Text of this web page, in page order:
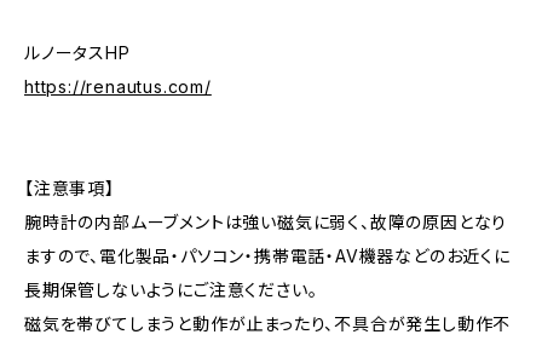
ルノータスHP
https://renautus.com/
【注意事項】
腕時計の内部ムーブメントは強い磁気に弱く、故障の原因となり
ますので、電化製品・パソコン・携帯電話・AV機器などのお近くに
長期保管しないようにご注意ください。
磁気を帯びてしまうと動作が止まったり、不具合が発生し動作不